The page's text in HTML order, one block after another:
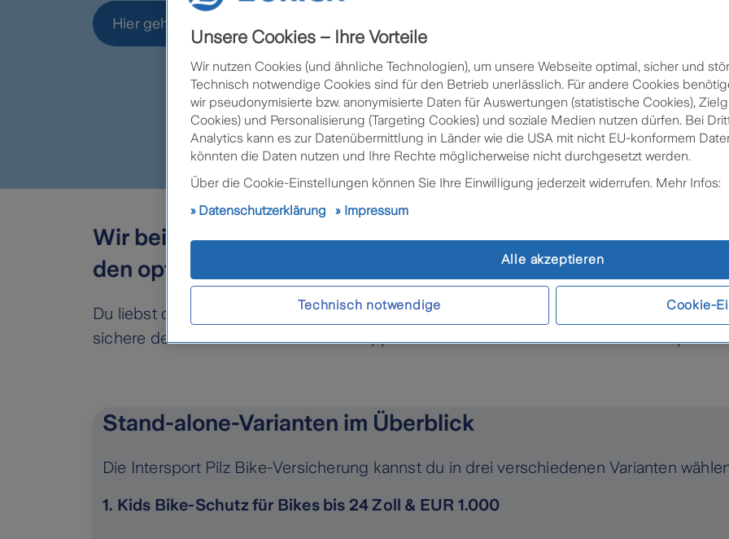
Hier geht's zur Schadenmeldung
Wir bei Intersport Pilz haben nicht nur das perfekte Bike für
den optimalen Schutz zu exklusiven Konditionen dafür!
Du liebst dein neues Bike über alles und bist regelmäßig am Weg zur Arbeit oder in
sichere dein neues Bike am besten doppelt ab: mit einem Schloss und der Intersport-
Stand-alone-Varianten im Überblick
Die Intersport Pilz Bike-Versicherung kannst du in drei verschiedenen Varianten
1. Kids Bike-Schutz für Bikes bis 24 Zoll & EUR 1.000
Unsere Cookies – Ihre Vorteile
Wir nutzen Cookies (und ähnliche Technologien), um unsere Webseite optimal, sicher und
Technisch notwendige Cookies sind für den Betrieb unerlässlich. Für andere Cookies
wir pseudonymisierte bzw. anonymisierte Daten für Auswertungen (statistische Cookies),
Cookies) und Personalisierung (Targeting Cookies) und soziale Medien nutzen dürfen. Bei
Analytics kann es zur Datenübermittlung in Länder wie die USA mit nicht EU-konformem
könnten die Daten nutzen und Ihre Rechte möglicherweise nicht durchgesetzt werden.
Über die Cookie-Einstellungen können Sie Ihre Einwilligung jederzeit widerrufen. Mehr Infos:
Datenschutzerklärung
Impressum
Technisch notwendige
Alle akzeptieren
Cookie-